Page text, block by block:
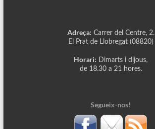
Adreça: Carrer del Centre, 2.
El Prat de Llobregat (08820)
Horari: Dimarts i dijous,
de 18.30 a 21 hores.
Segueix-nos!